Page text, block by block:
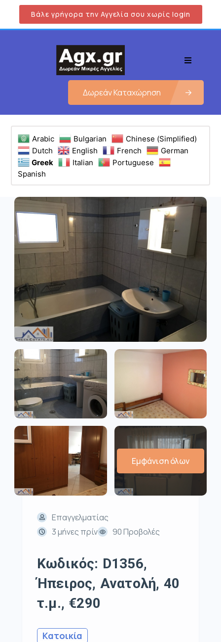
Βάλε γρήγορα την Αγγελία σου χωρίς login
Δωρεάν Καταχώρηση
Arabic Bulgarian
Chinese (Simplified)
Dutch
English French
German
Greek
Italian
Portuguese
Spanish
Εμφάνιση όλων
Επαγγελματίας
3 μήνες πρίν
90 Προβολές
Κωδικός: D1356,
Ήπειρος, Ανατολή, 40
τ.μ., €290
Κατοικία